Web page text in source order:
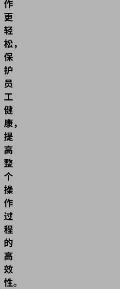
作
更
轻
松，
保
护
员
工
健
康，
提
高
整
个
操
作
过
程
的
高
效
性。